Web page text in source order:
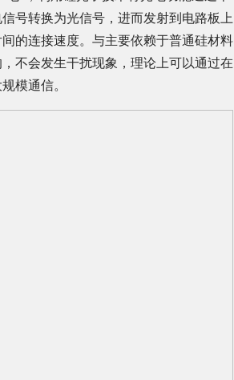
号转换为光信号，进而发射到电路板上
的连接速度。与主要依赖于普通硅材料
不会发生干扰现象，理论上可以通过在
模通信。